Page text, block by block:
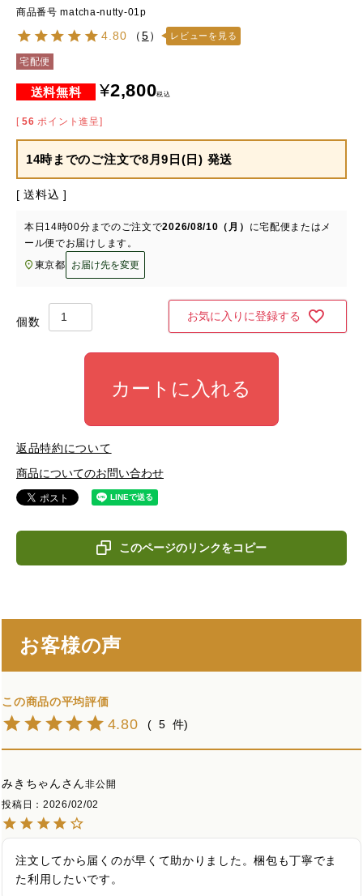
商品番号 matcha-nutty-01p
4.80 （5） レビューを見る
宅配便
¥2,800税込
[ 56 ポイント進呈]
14時までのご注文で8月9日(日) 発送
送料込
本日 14時00分 までのご注文で2026/08/10（月） に宅配便またはメ
ール便でお届けします。
東京都
お届け先を変更
お気に入りに登録する
カートに入れる
返品特約について
商品についてのお問い合わせ
このページのリンクをコピー
お客様の声
4.80 5
みきちゃん
非公開
投稿日
2026/02/02
注文してから届くのが早くて助かりました。梱包も丁寧でま
た利用したいです。